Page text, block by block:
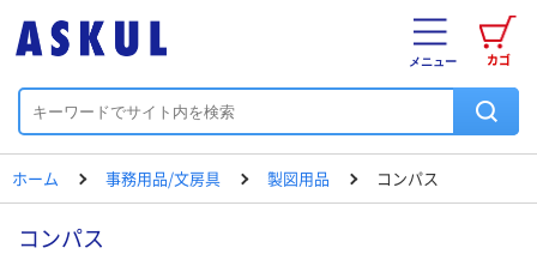
カゴ
メニュー
ホーム 事務用品/文房具 製図用品 コンパス
コンパス